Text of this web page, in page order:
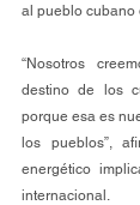
al pueblo cubano
“Nosotros
destino de los
porque esa es
los pueblos”,
energético
internacional.